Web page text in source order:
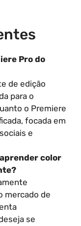
Pro do
de edição
para o
o Premiere
focada em
e
color
mercado de
se